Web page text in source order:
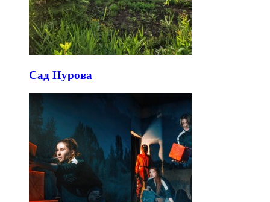
Сад Нурова